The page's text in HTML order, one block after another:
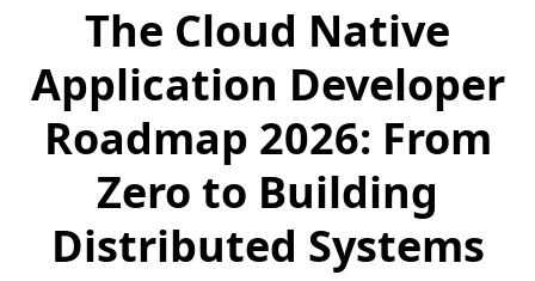
The Cloud Native
Application Developer
Roadmap 2026: From
Zero to Building
Distributed Systems